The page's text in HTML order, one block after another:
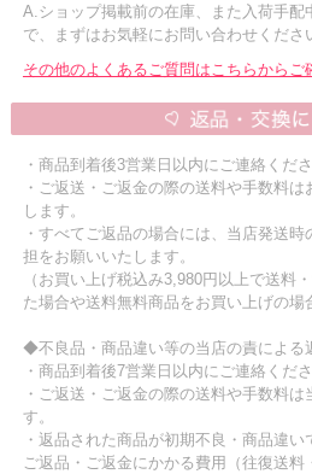
A.ショップ掲載前の在庫、また入荷手配
で、まずはお気軽にお問い合わせくださ
その他のよくあるご質問はこちらからご
・商品到着後3営業日以内にご連絡くださ
・ご返送・ご返金の際の送料や手数料
します。
・すべてご返品の場合には、当店発送
担をお願いいたします。
（お買い上げ税込み3,980円以上で送料
た場合や送料無料商品をお買い上げの場
◆不良品・商品違い等の当店の責による
・商品到着後7営業日以内にご連絡くださ
・ご返送・ご返金の際の送料や手数料
す。
・返品された商品が初期不良・商品違い
ご返品・ご返金にかかる費用（往復送